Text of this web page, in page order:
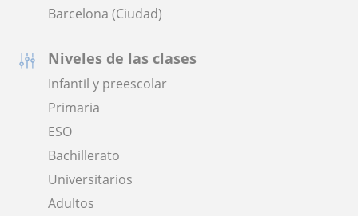
Barcelona (Ciudad)
Niveles de las clases
Infantil y preescolar
Primaria
ESO
Bachillerato
Universitarios
Adultos